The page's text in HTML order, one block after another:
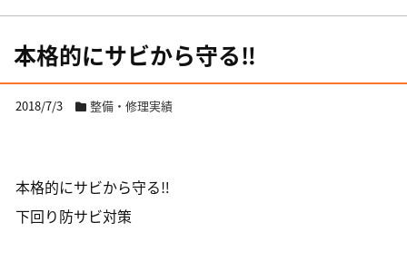
本格的にサビから守る‼️
2018/7/3 整備・修理実績
本格的にサビから守る‼️
下回り防サビ対策